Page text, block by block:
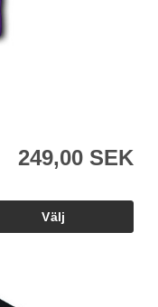
249,00 SEK